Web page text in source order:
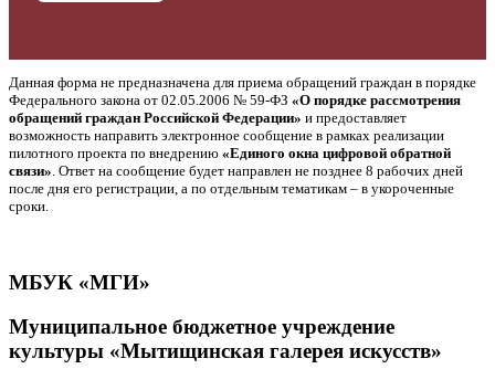
Данная форма не предназначена для приема обращений граждан в порядке
Федерального закона от 02.05.2006 № 59-ФЗ «О порядке рассмотрения
обращений граждан Российской Федерации» и предоставляет
возможность направить электронное сообщение в рамках реализации
пилотного проекта по внедрению «Единого окна цифровой обратной
связи» . Ответ на сообщение будет направлен не позднее 8 рабочих дней
после дня его регистрации, а по отдельным тематикам – в укороченные
сроки.
МБУК «МГИ»
Муниципальное бюджетное учреждение
культуры «Мытищинская галерея искусств»